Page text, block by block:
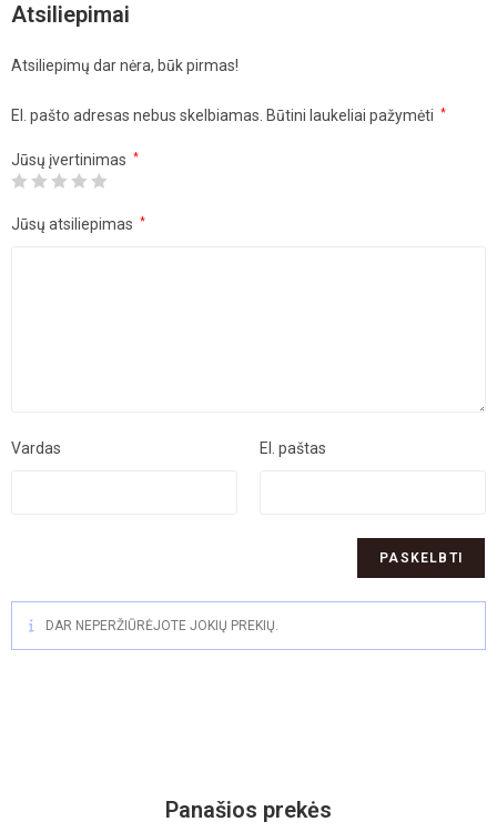
Atsiliepimai
Atsiliepimų dar nėra, būk pirmas!
El. pašto adresas nebus skelbiamas. Būtini laukeliai pažymėti *
Jūsų įvertinimas *
Jūsų atsiliepimas *
Vardas El. paštas
DAR NEPERŽIŪRĖJOTE JOKIŲ PREKIŲ.
Panašios prekės